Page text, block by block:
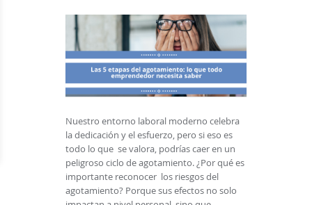
Nuestro entorno laboral moderno celebra
la dedicación y el esfuerzo, pero si eso es
todo lo que se valora, podrías caer en un
peligroso ciclo de agotamiento. ¿Por qué es
importante reconocer los riesgos del
agotamiento? Porque sus efectos no solo